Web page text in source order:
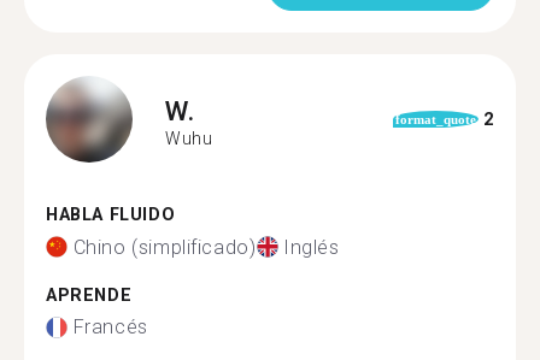
W.
Wuhu
format_quote 2
HABLA FLUIDO
Chino (simplificado) Inglés
APRENDE
Francés